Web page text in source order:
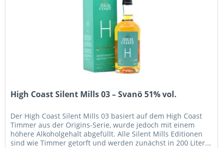
High Coast Silent Mills 03 – Svanö 51% vol.
Der High Coast Silent Mills 03 basiert auf dem High Coast
Timmer aus der Origins-Serie, wurde jedoch mit einem
höhere Alkoholgehalt abgefüllt. Alle Silent Mills Editionen
sind wie Timmer getorft und werden zunächst in 200 Liter...